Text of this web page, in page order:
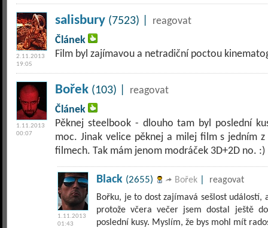
2.11.2013
19:05
salisbury (7523) |
reagovat
Článek
Film byl zajímavou a netradiční poctou
1.11.2013
00:07
Bořek (103) |
reagovat
Článek
Pěknej steelbook - dlouho tam byl poslední
moc. Jinak velice pěknej a milej film s jedním
filmech. Tak mám jenom modráček 3D+2D no. :)
1.11.2013
01:43
Black (2655) Bořek
reagovat
Bořku, je to dost zajímavá sešlost událostí,
protože včera večer jsem dostal ještě
poslední kusy. Myslím, že bys mohl mít